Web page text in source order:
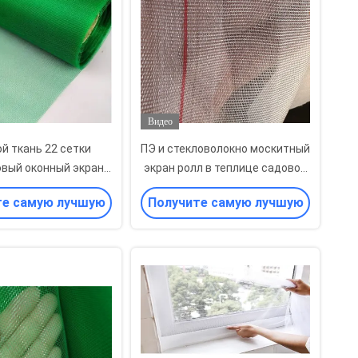
ткань 22 сетки
оконный экран
сетки пластик
самую лучшую
Видео
ПЭ и стекловолокно москитный
экран ролл в теплице садовой
сетки для насекомых ролл
Получите самую лучшую